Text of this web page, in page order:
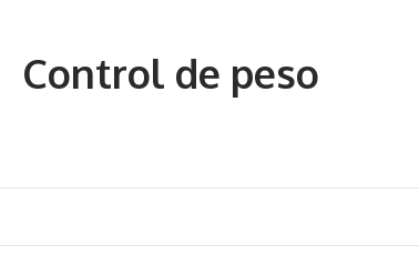
Control de peso